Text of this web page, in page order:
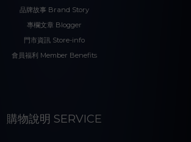
品牌故事 Brand Story
專欄文章 Blogger
門市資訊 Store-info
會員福利 Member Benefits
購物說明 SERVICE